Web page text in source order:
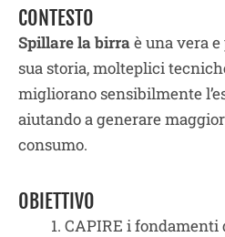
CONTESTO
Spillare la birra è una vera
sua storia, molteplici
migliorano sensibilmente
aiutando a generare
consumo.
OBIETTIVO
CAPIRE i fondamenti